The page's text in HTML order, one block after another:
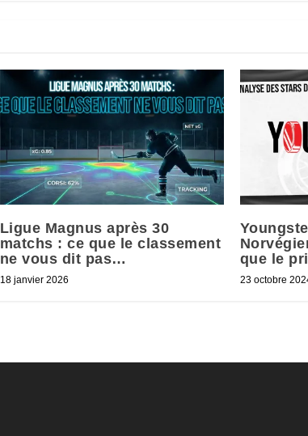
Ligue Magnus après 30
matchs : ce que le classement
ne vous dit pas…
18 janvier 2026
que le
23 octobre